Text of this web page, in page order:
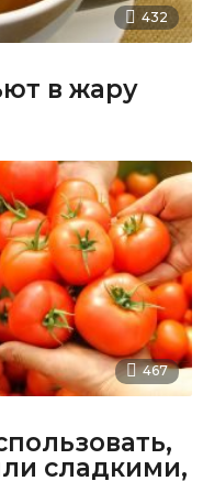
432
в жару
467
сладкими,